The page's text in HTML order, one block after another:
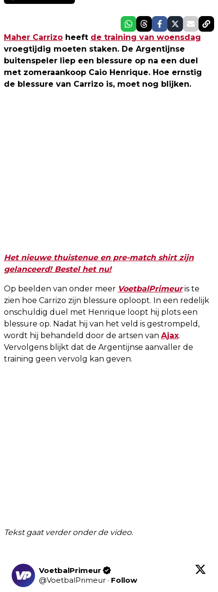
Maher Carrizo heeft de training van woensdag
vroegtijdig moeten staken. De Argentijnse
buitenspeler liep een blessure op na een duel
met zomeraankoop Caio Henrique. Hoe ernstig
de blessure van Carrizo is, moet nog blijken.
Het nieuwe thuistenue en pre-match shirt zijn
gelanceerd! Bestel het nu!
Op beelden van onder meer VoetbalPrimeuris te
zien hoe Carrizo zijn blessure oploopt. In een redelijk
onschuldig duel met Henrique loopt hij plots een
blessure op. Nadat hij van het veld is gestrompeld,
wordt hij behandeld door de artsen van Ajax.
Vervolgens blijkt dat de Argentijnse aanvaller de
training geen vervolg kan geven.
Tekst gaat verder onder de video.
VoetbalPrimeur
@VoetbalPrimeur · Follow